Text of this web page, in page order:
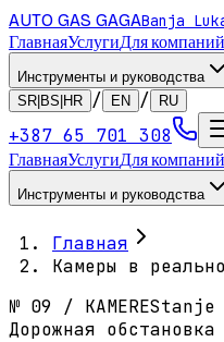
AUTO GAS GAGABanja
ГлавнаяУслугиДля компаний
Инструменты и руководства
SR|BS|HR
/ EN / RU
+387 65 701 308
ГлавнаяУслугиДля компаний
Инструменты и руководства
Главная
Камеры в
№ 09 / KAMEREStanje
Дорожная